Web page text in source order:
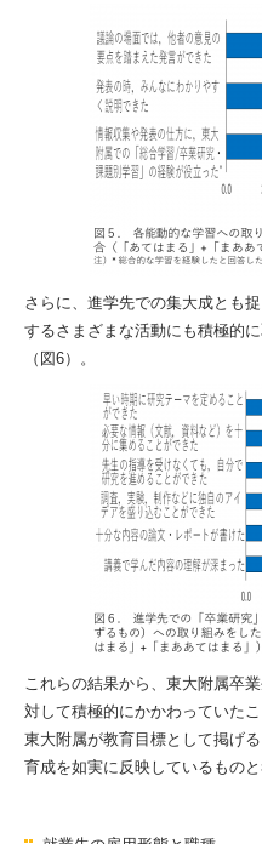
さらに、進学先での集大成とも
するさまざまな活動にも積極的
（図6）。
これらの結果から、東大附属卒
対して積極的にかかわっていた
東大附属が教育目標として掲げ
育成を如実に反映しているものと